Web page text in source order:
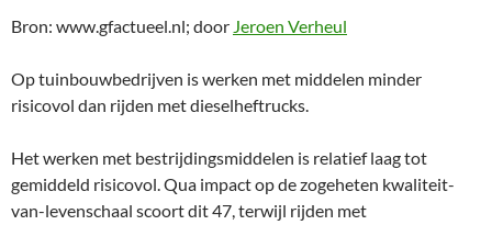
Bron: www.gfactueel.nl; door Jeroen Verheul
Op tuinbouwbedrijven is werken met middelen minder
risicovol dan rijden met dieselheftrucks.
Het werken met bestrijdingsmiddelen is relatief laag tot
gemiddeld risicovol. Qua impact op de zogeheten kwaliteit-
van-levenschaal scoort dit 47, terwijl rijden met